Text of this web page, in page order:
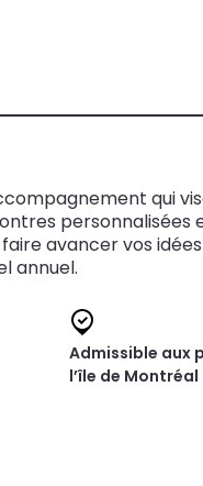
qui
avancer vos
annuel.
Admissible aux
l’île de Montréal